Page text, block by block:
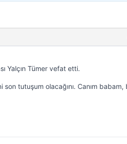
Yalçın Tümer vefat etti.
tutuşum olacağını. Canım babam,